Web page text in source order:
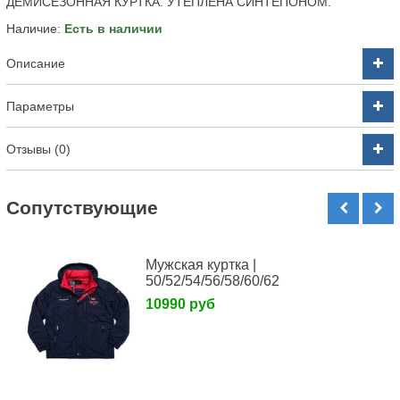
Наличие: Есть в наличии
Описание
Параметры
Отзывы (0)
Cопутствующие
Мужская куртка |
50/52/54/56/58/60/62
10990 руб